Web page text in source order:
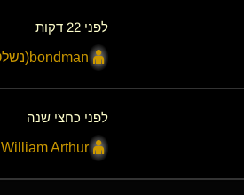
לפני 22 דקות
bondman​(נשלט)
לפני כחצי שנה
William Arthur